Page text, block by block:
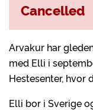
Arvakur har
med Elli i
Hestesenter, hvor
Elli bor i Sverige
Cancelled